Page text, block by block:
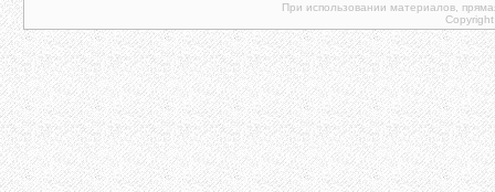
При использовании материалов,